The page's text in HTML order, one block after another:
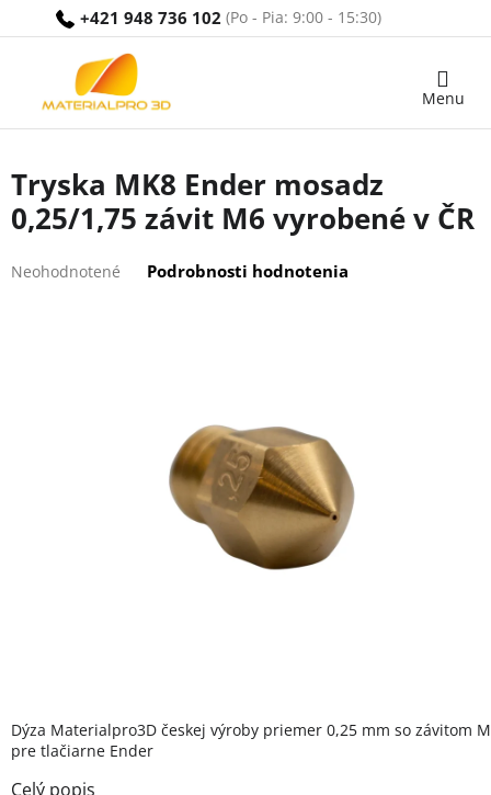
+421 948 736 102
Nákupný
Tryska MK8 Ender mosadz
0,25/1,75 závit M6 vyrobené v ČR
hodnotenie
Neohodnotené Podrobnosti hodnotenia
Dýza Materialpro3D českej výroby priemer 0,25 mm so závitom
pre tlačiarne Ender